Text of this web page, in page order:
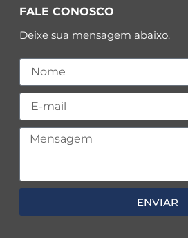
FALE CONOSCO
Deixe sua mensagem abaixo.
ENVIAR